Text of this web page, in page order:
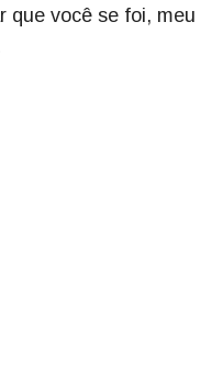
que você se foi, meu